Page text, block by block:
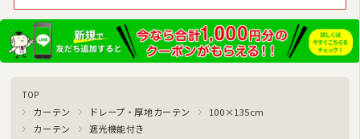
TOP
カーテン ドレープ・厚地カーテン
100×135cm
カーテン
遮光機能付き